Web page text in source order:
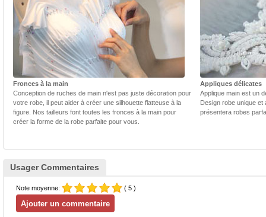
Fronces à la main
Conception de ruches de main n'est pas juste décoration pour
votre robe, il peut aider à créer une silhouette flatteuse à la
figure. Nos tailleurs font toutes les fronces à la main pour
créer la forme de la robe parfaite pour vous.
Appliques délicates
Applique main est un
Design robe unique et
présentera robes
Usager Commentaires
Note moyenne: ( 5 )